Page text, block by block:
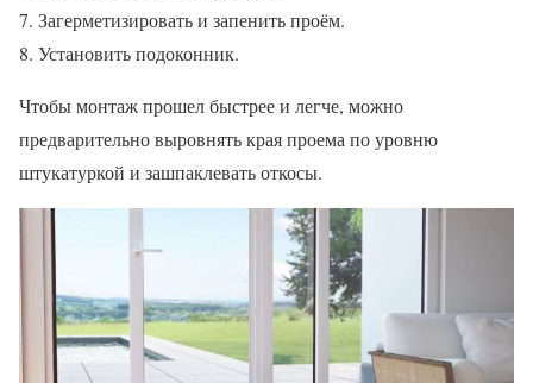
Загерметизировать и запенить проём.
Установить подоконник.
Чтобы монтаж прошел быстрее и легче, можно
предварительно выровнять края проема по уровню
штукатуркой и зашпаклевать откосы.